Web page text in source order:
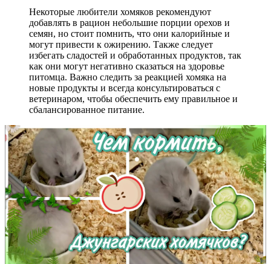
Некоторые любители хомяков рекомендуют
добавлять в рацион небольшие порции орехов и
семян, но стоит помнить, что они калорийные и
могут привести к ожирению. Также следует
избегать сладостей и обработанных продуктов, так
как они могут негативно сказаться на здоровье
питомца. Важно следить за реакцией хомяка на
новые продукты и всегда консультироваться с
ветеринаром, чтобы обеспечить ему правильное и
сбалансированное питание.